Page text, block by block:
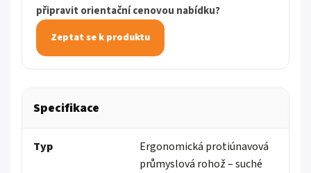
připravit orientační cenovou nabídku?
Zeptat se k produktu
Specifikace
Typ
Ergonomická protiúnavová
průmyslová rohož – suché